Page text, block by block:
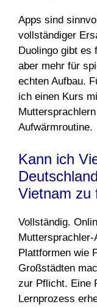
Apps sind
vollständiger
Duolingo gibt es
aber mehr für
echten Aufbau.
ich einen Kurs
Aufwärmroutine.
Kann ich
Vietnam zu
Vollständig.
Plattformen wie
Großstädten
zur Pflicht. Eine
Lernprozess